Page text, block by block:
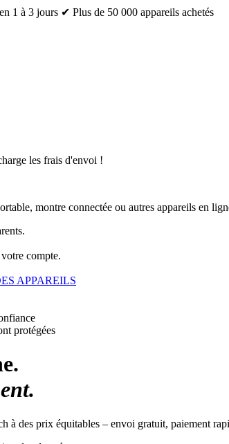
1 à 3 jours ✔ Plus de 50 000 appareils achetés
les frais d'envoi !
montre connectée ou autres appareils en
compte.
APPAREILS
protégées
à des prix équitables – envoi gratuit, paiement